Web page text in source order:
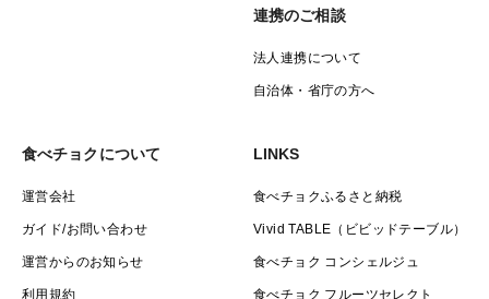
連携のご相談
法人連携について
自治体・省庁の方へ
食べチョクについて
運営会社
ガイド/お問い合わせ
運営からのお知らせ
利用規約
LINKS
食べチョクふるさと納税
Vivid TABLE（ビビッドテーブル）
食べチョク コンシェルジュ
食べチョク フルーツセレクト